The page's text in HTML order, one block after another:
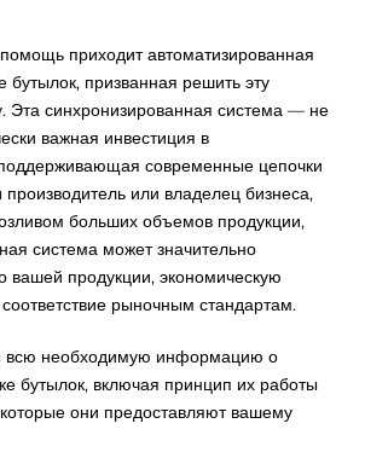
приходит автоматизированная
бутылок, призванная решить эту
Эта синхронизированная система — не
важная инвестиция в
современные цепочки
производитель или владелец бизнеса,
больших объемов продукции,
система может значительно
вашей продукции, экономическую
рыночным стандартам.
всю необходимую информацию о
бутылок, включая принцип их работы
они предоставляют вашему